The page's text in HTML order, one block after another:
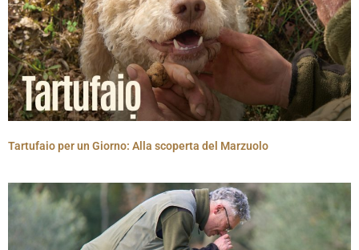
Tartufaio per un Giorno: Alla scoperta del Marzuolo